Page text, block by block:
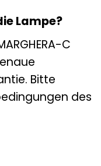
Lampe?
C
Bitte
des